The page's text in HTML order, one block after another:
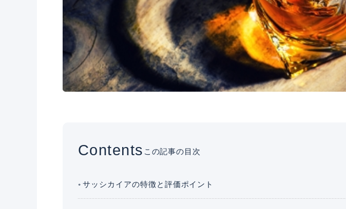
Contents この記事の目次
サッシカイアの特徴と評価ポイント